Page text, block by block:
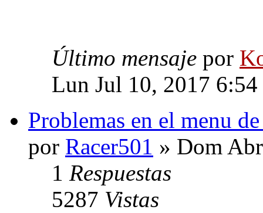
Último mensaje por
Lun Jul 10, 2017 6:54
Problemas en el menu
por Racer501 » Dom
1 Respuestas
5287 Vistas